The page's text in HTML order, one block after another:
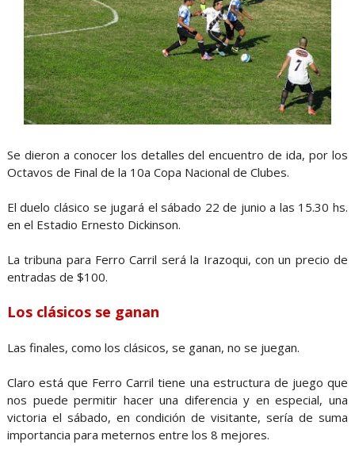
Se dieron a conocer los detalles del encuentro de ida, por los
Octavos de Final de la 10a Copa Nacional de Clubes.
El duelo clásico se jugará el sábado 22 de junio a las 15.30 hs.
en el Estadio Ernesto Dickinson.
La tribuna para Ferro Carril será la Irazoqui, con un precio de
entradas de $100.
Los clásicos se ganan
Las finales, como los clásicos, se ganan, no se juegan.
Claro está que Ferro Carril tiene una estructura de juego que
nos puede permitir hacer una diferencia y en especial, una
victoria el sábado, en condición de visitante, sería de suma
importancia para meternos entre los 8 mejores.